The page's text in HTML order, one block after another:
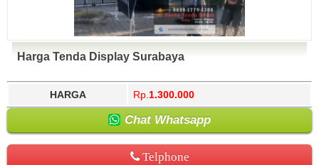
Harga Tenda Display Surabaya
HARGA Rp. 1.300.000
Chat Whatsapp
Telphone